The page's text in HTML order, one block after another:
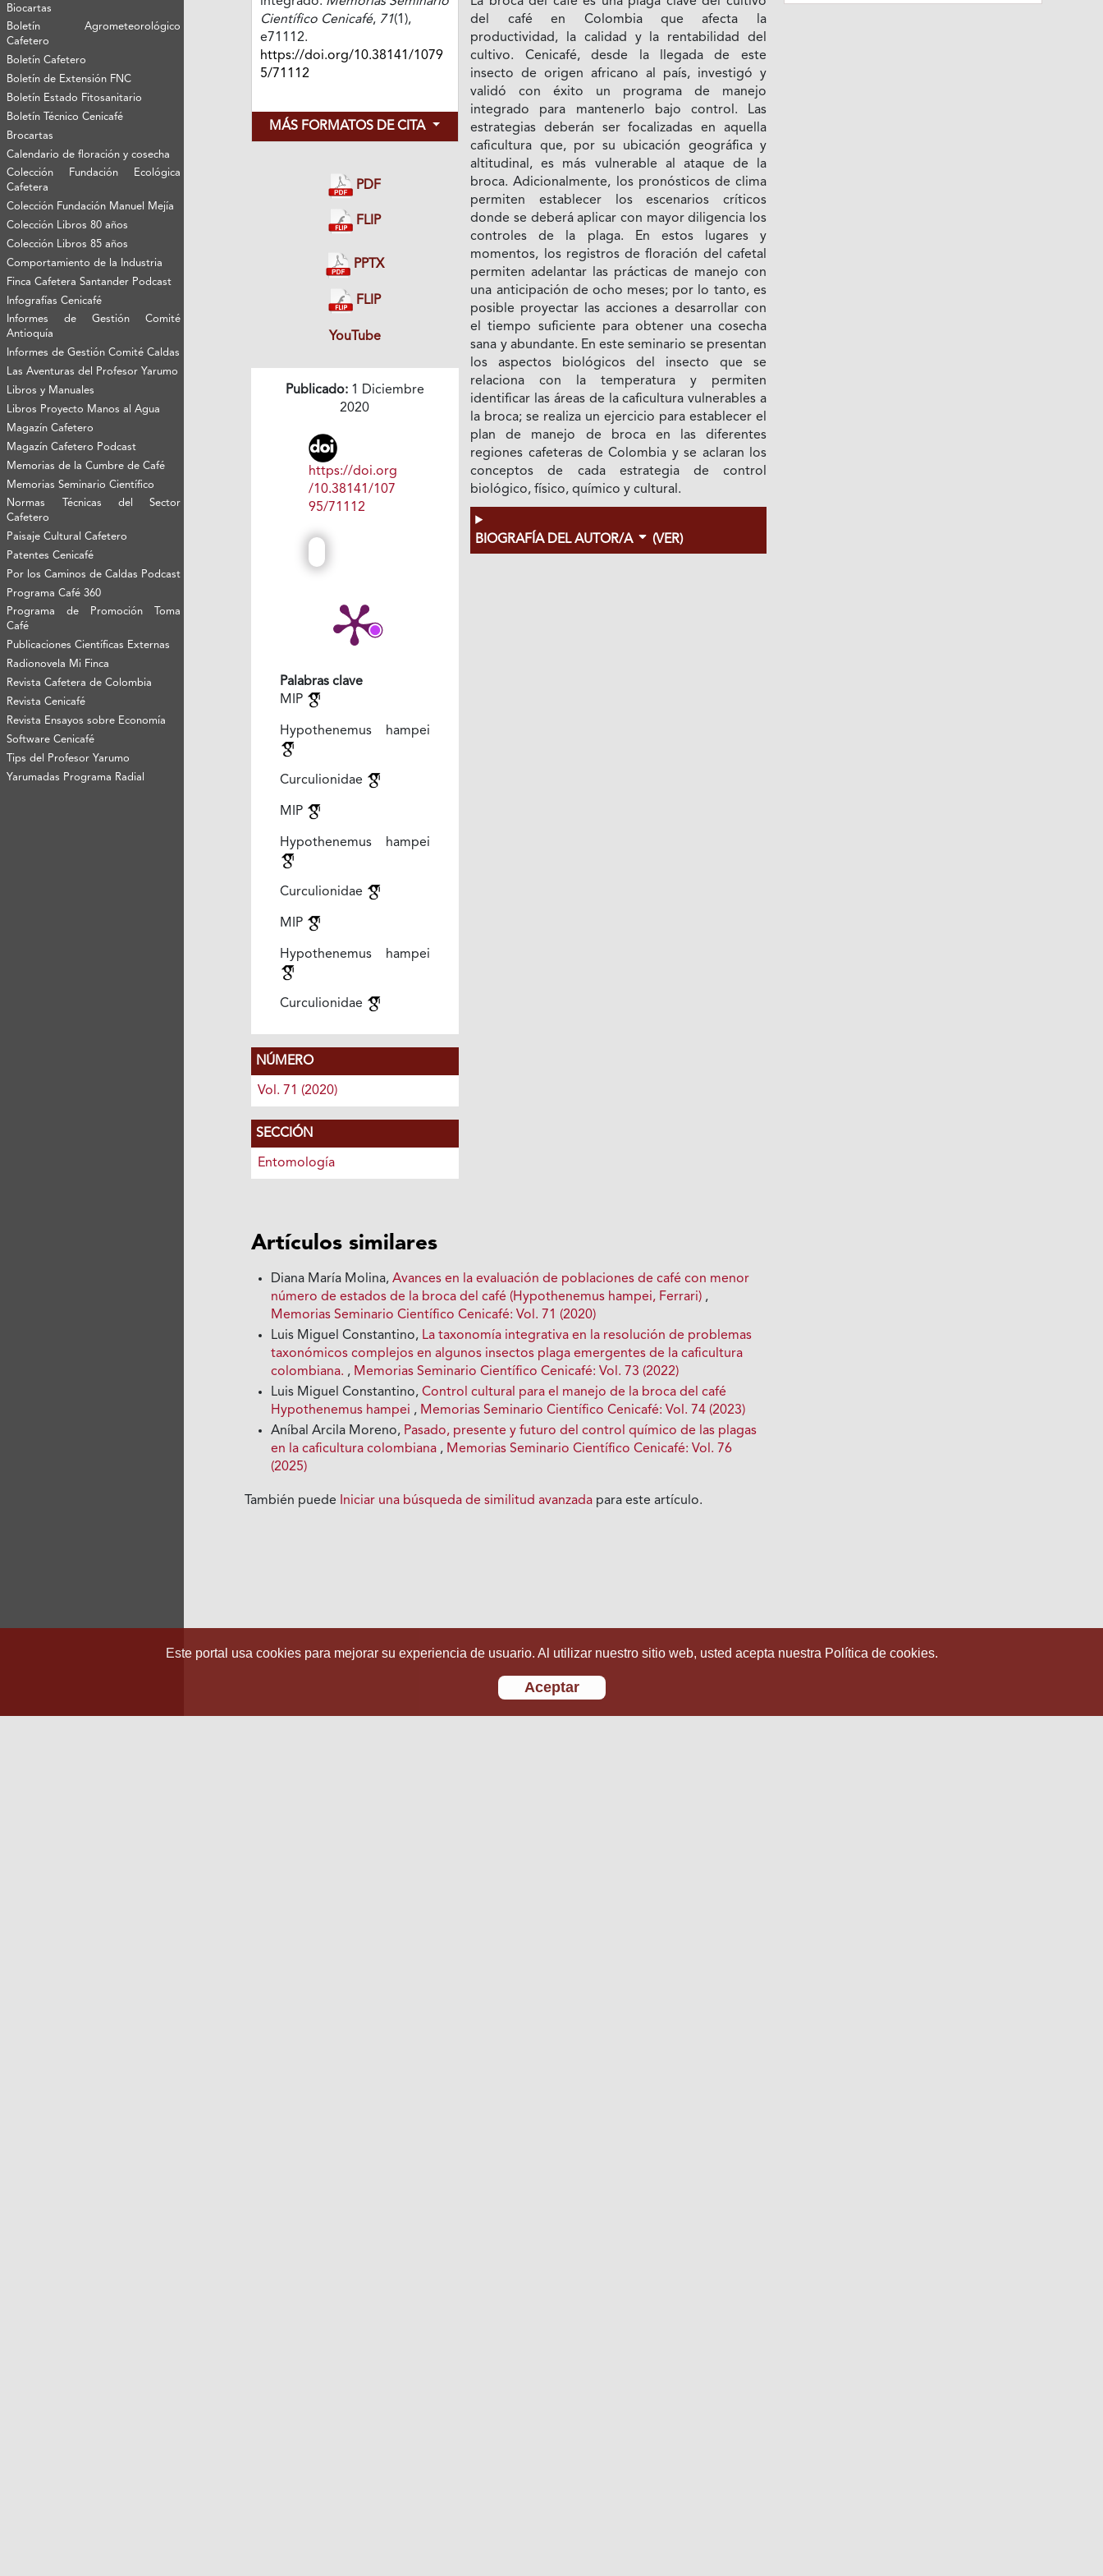
Biocartas
Boletín Agrometeorológico
Cafetero
Boletín Cafetero
Boletín de Extensión FNC
Boletín Estado Fitosanitario
Boletín Técnico Cenicafé
Brocartas
Calendario de floración y cosecha
Colección Fundación Ecológica
Cafetera
Colección Fundación Manuel Mejía
Colección Libros 80 años
Colección Libros 85 años
Comportamiento de la Industria
Finca Cafetera Santander Podcast
Infografías Cenicafé
Informes de Gestión Comité
Antioquía
Informes de Gestión Comité Caldas
Las Aventuras del Profesor Yarumo
Libros y Manuales
Libros Proyecto Manos al Agua
Magazín Cafetero
Magazín Cafetero Podcast
Memorias de la Cumbre de Café
Memorias Seminario Científico
Normas Técnicas del Sector
Cafetero
Paisaje Cultural Cafetero
Patentes Cenicafé
Por los Caminos de Caldas Podcast
Programa Café 360
Programa de Promoción Toma
Café
Publicaciones Científicas Externas
Radionovela Mi Finca
Revista Cafetera de Colombia
Revista Cenicafé
Revista Ensayos sobre Economía
Software Cenicafé
Tips del Profesor Yarumo
Yarumadas Programa Radial
Científico Cenicafé, 71(1),
e71112.
https://doi.org/10.38141/1079
5/71112
MÁS FORMATOS DE CITA
PDF
FLIP
PPTX
FLIP
YouTube
Publicado:1 Diciembre
2020
https://doi.org
/10.38141/107
95/71112
Palabras clave
MIP
Hypothenemus hampei
Curculionidae
MIP
Hypothenemus hampei
Curculionidae
MIP
Hypothenemus hampei
Curculionidae
NÚMERO
Vol. 71 (2020)
SECCIÓN
Entomología
del café en Colombia que afecta la
productividad, la calidad y la rentabilidad del
cultivo. Cenicafé, desde la llegada de este
insecto de origen africano al país, investigó y
validó con éxito un programa de manejo
integrado para mantenerlo bajo control. Las
estrategias deberán ser focalizadas en aquella
caficultura que, por su ubicación geográfica y
altitudinal, es más vulnerable al ataque de la
broca. Adicionalmente, los pronósticos de clima
permiten establecer los escenarios críticos
donde se deberá aplicar con mayor diligencia los
controles de la plaga. En estos lugares y
momentos, los registros de floración del cafetal
permiten adelantar las prácticas de manejo con
una anticipación de ocho meses; por lo tanto, es
posible proyectar las acciones a desarrollar con
el tiempo suficiente para obtener una cosecha
sana y abundante. En este seminario se presentan
los aspectos biológicos del insecto que se
relaciona con la temperatura y permiten
identificar las áreas de la caficultura vulnerables a
la broca; se realiza un ejercicio para establecer el
plan de manejo de broca en las diferentes
regiones cafeteras de Colombia y se aclaran los
conceptos de cada estrategia de control
biológico, físico, químico y cultural.
BIOGRAFÍA DEL AUTOR/A (VER)
Artículos similares
Diana María Molina,Avances en la evaluación de poblaciones de café con menor
número de estados de la broca del café (Hypothenemus hampei, Ferrari) ,
Memorias Seminario Científico Cenicafé: Vol. 71 (2020)
Luis Miguel Constantino, La taxonomía integrativa en la resolución de problemas
taxonómicos complejos en algunos insectos plaga emergentes de la caficultura
colombiana. , Memorias Seminario Científico Cenicafé: Vol. 73 (2022)
Luis Miguel Constantino,Control cultural para el manejo de la broca del café
Hypothenemus hampei , Memorias Seminario Científico Cenicafé: Vol. 74 (2023)
Aníbal Arcila Moreno, Pasado, presente y futuro del control químico de las plagas
en la caficultura colombiana , Memorias Seminario Científico Cenicafé: Vol. 76
(2025)
También puede Iniciar una búsqueda de similitud avanzada para este artículo.
Este portal usa cookies para mejorar su experiencia de usuario. Al utilizar nuestro sitio web, usted acepta nuestra Política de cookies.
Aceptar